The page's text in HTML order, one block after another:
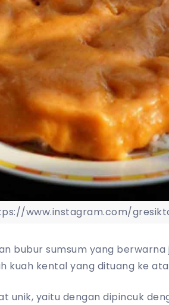
www.instagram.com/
bubur sumsum yang berwarna
kuah kental yang dituang ke
unik, yaitu dengan dipincuk